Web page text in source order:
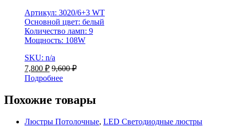
Артикул: 3020/6+3 WT
Основной цвет: белый
Количество ламп: 9
Мощность: 108W
SKU: n/a
7,800 ₽ 9,600₽
Подробнее
Похожие товары
Люстры Потолочные, LED Светодиодные люстры